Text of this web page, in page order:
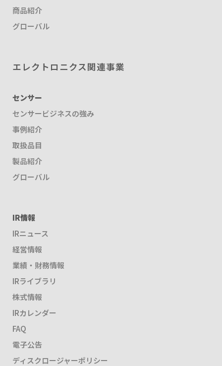
商品紹介
グローバル
エレクトロニクス関連事業
センサー
センサービジネスの強み
事例紹介
取扱品目
製品紹介
グローバル
IR情報
IRニュース
経営情報
業績・財務情報
IRライブラリ
株式情報
IRカレンダー
FAQ
電子公告
ディスクロージャーポリシー